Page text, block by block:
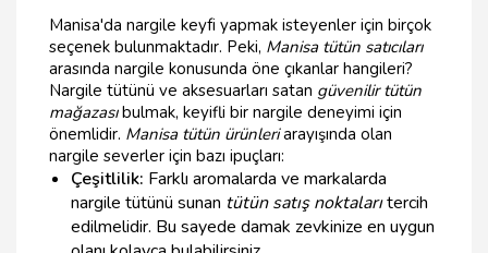
Manisa'da nargile keyfi yapmak isteyenler için birçok
seçenek bulunmaktadır. Peki, Manisa tütün satıcıları
arasında nargile konusunda öne çıkanlar hangileri?
Nargile tütünü ve aksesuarları satan güvenilir tütün
mağazasıbulmak, keyifli bir nargile deneyimi için
önemlidir. Manisa tütün ürünleriarayışında olan
nargile severler için bazı ipuçları:
Çeşitlilik: Farklı aromalarda ve markalarda
nargile tütünü sunan tütün satış noktalarıtercih
edilmelidir. Bu sayede damak zevkinize en uygun